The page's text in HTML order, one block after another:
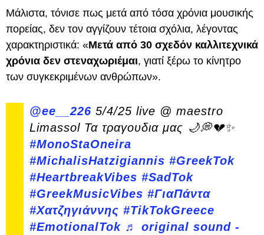
Μάλιστα, τόνισε πως μετά από τόσα χρόνια μουσικής
πορείας, δεν τον αγγίζουν τέτοια σχόλια, λέγοντας
χαρακτηριστικά: «Μετά από 30 σχεδόν καλλιτεχνικά
χρόνια δεν στεναχωριέμαι, γιατί ξέρω το κίνητρο
των συγκεκριμένων ανθρώπων».
@ee__226 5/4/25 live @ maestro
Limassol Τα τραγουδια μας 🌙💭💔✨
#MonoStaOneira
#MichalisHatzigiannis #GreekTok
#HeartbreakVibes #SadTok
#GreekMusicVibes #ΓιαΠάντα
#Χατζηγιάννης #TikTokGreece
#EmotionalTok ♬ original sound -